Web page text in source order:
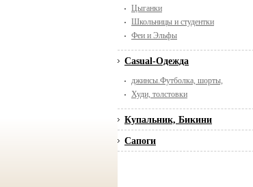
Цыганки
Школьницы и студентки
Феи и Эльфы
Casual-Одежда
джинсы.Футболка, шорты,
Худи, толстовки
Купальник, Бикини
Сапоги